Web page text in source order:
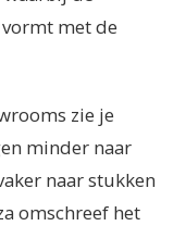
met de
zie je
minder naar
naar stukken
omschreef het